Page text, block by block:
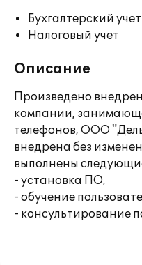
Бухгалтерский учет
Налоговый учет
Описание
Произведено
компании,
телефонов, ООО
внедрена без
выполнены
- установка ПО,
- обучение
- консультирование